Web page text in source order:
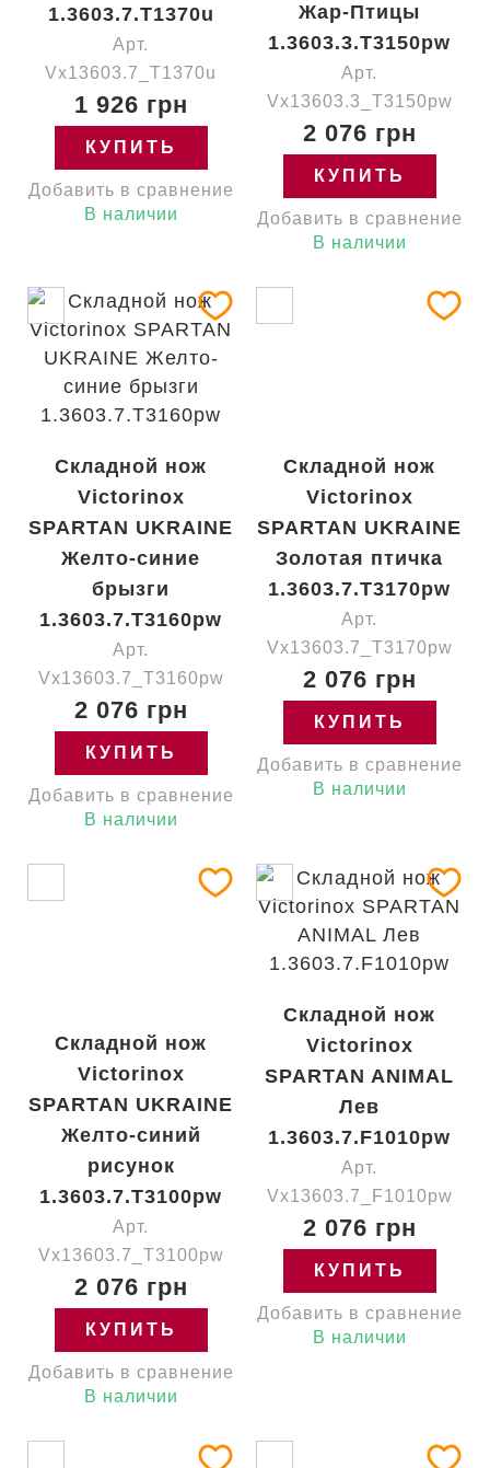
1.3603.7.T1370u
Арт.
Vx13603.7_T1370u
1 926 грн
КУПИТЬ
Добавить в сравнение
В наличии
Жар-Птицы
1.3603.3.T3150pw
Арт.
Vx13603.3_T3150pw
2 076 грн
КУПИТЬ
Добавить в сравнение
В наличии
Складной нож
Victorinox
SPARTAN UKRAINE
Желто-синие
брызги
1.3603.7.T3160pw
Арт.
Vx13603.7_T3160pw
2 076 грн
КУПИТЬ
Добавить в сравнение
В наличии
Складной нож
Victorinox
SPARTAN UKRAINE
Золотая птичка
1.3603.7.T3170pw
Арт.
Vx13603.7_T3170pw
2 076 грн
КУПИТЬ
Добавить в сравнение
В наличии
Складной нож
Victorinox
SPARTAN UKRAINE
Желто-синий
рисунок
1.3603.7.T3100pw
Арт.
Vx13603.7_T3100pw
2 076 грн
КУПИТЬ
Добавить в сравнение
В наличии
Складной нож
Victorinox
SPARTAN ANIMAL
Лев
1.3603.7.F1010pw
Арт.
Vx13603.7_F1010pw
2 076 грн
КУПИТЬ
Добавить в сравнение
В наличии